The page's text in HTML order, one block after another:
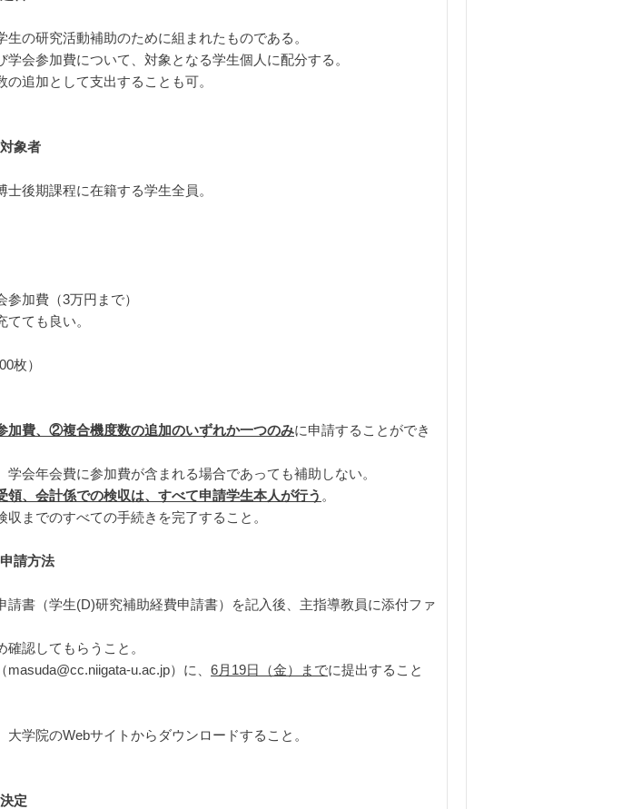
の研究活動補助のために組まれたものである。
会参加費について、対象となる学生個人に配分する。
追加として支出することも可。
象者
後期課程に在籍する学生全員。
加費（3万円まで）
ても良い。
枚）
加費、②複合機度数の追加のいずれか一つのみに申請することができ
学会年会費に参加費が含まれる場合であっても補助しない。
領、会計係での検収は、すべて申請学生本人が行う 。
収までのすべての手続きを完了すること。
請方法
書（学生(D)研究補助経費申請書）を記入後、主指導教員に添付ファ
認してもらうこと。
u.ac.jp）に、 6月19日（金）までに提出すること
学院のWebサイトからダウンロードすること。
定